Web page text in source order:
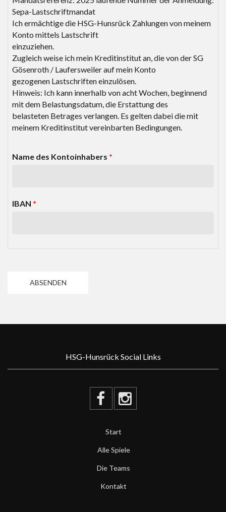
Sepa-Lastschriftmandat
Ich ermächtige die HSG-Hunsrück Zahlungen von meinem
Konto mittels Lastschrift
einzuziehen.
Zugleich weise ich mein Kreditinstitut an, die von der SG
Gösenroth / Laufersweiler auf mein Konto
gezogenen Lastschriften einzulösen.
Hinweis: Ich kann innerhalb von acht Wochen, beginnend
mit dem Belastungsdatum, die Erstattung des
belasteten Betrages verlangen. Es gelten dabei die mit
meinem Kreditinstitut vereinbarten Bedingungen.
Name des Kontoinhabers *
IBAN *
HSG-Hunsrück Social Links
Start
Alle Spiele
Die Teams
Kontakt